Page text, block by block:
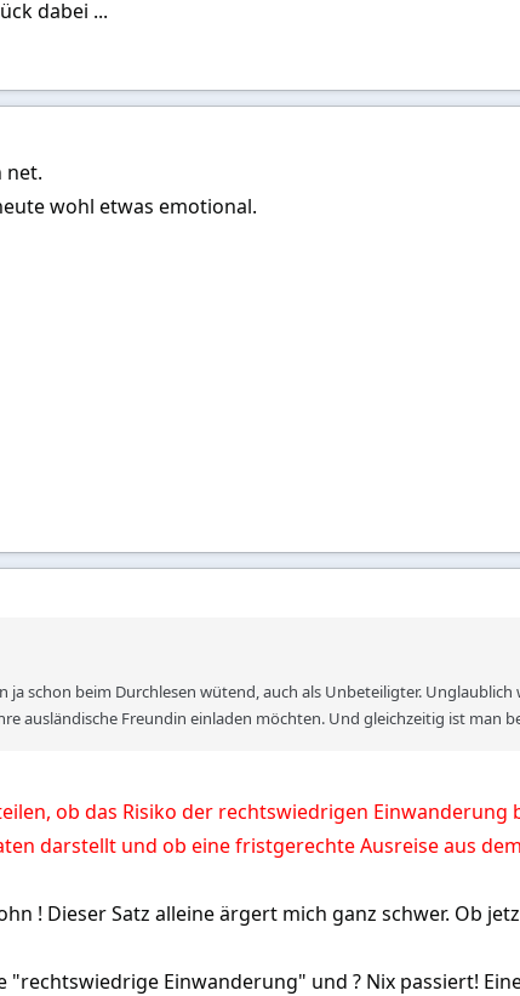
dabei ...
net.
wohl etwas emotional.
ja schon beim Durchlesen wütend, auch als Unbeteiligter.
ausländische Freundin einladen möchten. Und gleichzeitig ist man
ob das Risiko der rechtswiedrigen
darstellt und ob eine fristgerechte Ausreise aus
! Dieser Satz alleine ärgert mich ganz schwer. Ob
"rechtswiedrige Einwanderung" und ? Nix passiert!